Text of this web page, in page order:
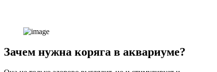
Зачем нужна коряга в аквариуме?